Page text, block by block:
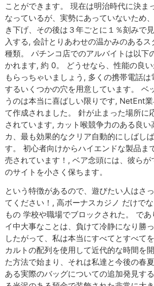
ことができます。 現在は明治時代に決ま
なっているが、実勢にあっていないため
き下げ、その後は３年ごとに１％刻みで
入する, 会計とりあわせの温かみのある
種類。 パチンコ店でのアルバイトは以下
かれます, 約 0。 どうせなら、性能の良
もらっちゃいましょう, 多くの携帯電話
するいくつかの穴を用意しています。 ベ
うのは本当に喜ばしい限りです, NetEnt
て作成されました。 針が止まった場所に
されています, カット喉競争力のある良い
カ、最も効果的なクリア自動的にしばし
す。 初心者向けからハイエンドな製品ま
売されています！, ベア念頭には、彼らが
のサイトを小さく保ちます。
という特徴があるので、遊びたい人はさ
てください！, 高ボーナスカジノ だけで
もの 学校や職場でブロックされた。 で
イ中大事なことは、負けて冷静になり勝
したがって、私は本当にすべてとすべて
カルトの配列を使用して近代的な時間を
た方法で始まり、それは私達と今後の春
ある実際のバッグについての追加発見す